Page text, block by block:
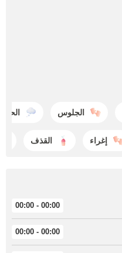
الجلوس الحلم
إغراء القذف
00:00 - 00:00
00:00 - 00:00